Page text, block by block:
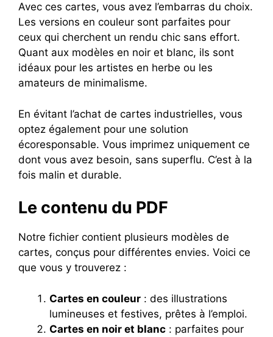
Avec ces cartes, vous avez l’embarras du choix.
Les versions en couleur sont parfaites pour
ceux qui cherchent un rendu chic sans effort.
Quant aux modèles en noir et blanc, ils sont
idéaux pour les artistes en herbe ou les
amateurs de minimalisme.
En évitant l’achat de cartes industrielles, vous
optez également pour une solution
écoresponsable. Vous imprimez uniquement ce
dont vous avez besoin, sans superflu. C’est à la
fois malin et durable.
Le contenu du PDF
Notre fichier contient plusieurs modèles de
cartes, conçus pour différentes envies. Voici ce
que vous y trouverez :
Cartes en couleur : des illustrations
lumineuses et festives, prêtes à l’emploi.
Cartes en noir et blanc : parfaites pour